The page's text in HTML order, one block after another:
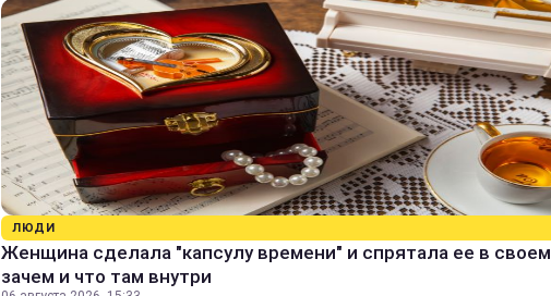
ЛЮДИ
Женщина сделала "капсулу времени" и спрятала ее в
зачем и что там внутри